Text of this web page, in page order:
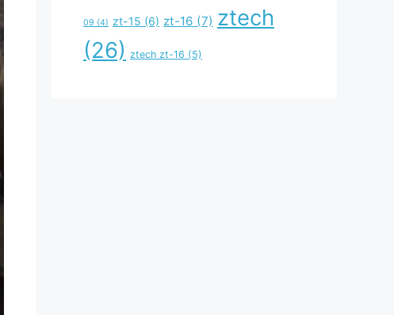
09 (4) zt-15 (6) zt-16 (7) ztech
(26) ztech zt-16 (5)